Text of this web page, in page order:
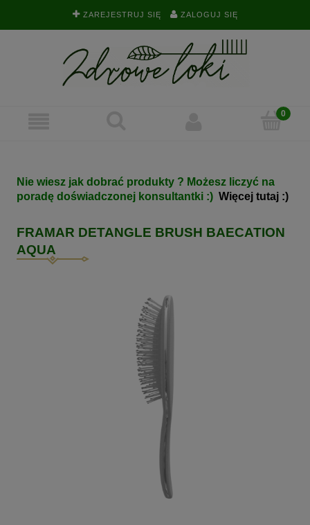
ZAREJESTRUJ SIĘ ZALOGUJ SIĘ
Nie wiesz jak dobrać produkty ? Możesz liczyć na
poradę doświadczonej konsultantki :) Więcej tutaj :)
FRAMAR DETANGLE BRUSH BAECATION
AQUA